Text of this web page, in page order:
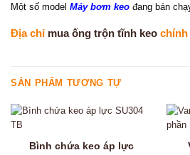
Một số model Máy bơm keo đang bán
Địa chỉ mua ống trộn tĩnh keo chính
SẢN PHẨM TƯƠNG TỰ
Bình chứa keo áp lực